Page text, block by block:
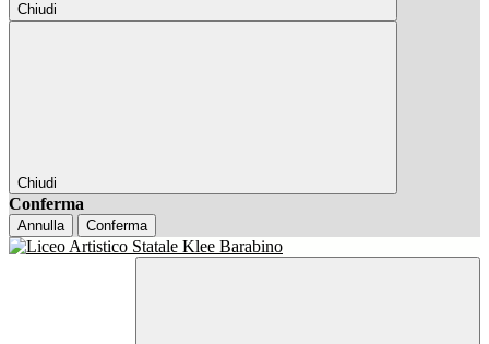
Chiudi
Chiudi
Conferma
Annulla Conferma